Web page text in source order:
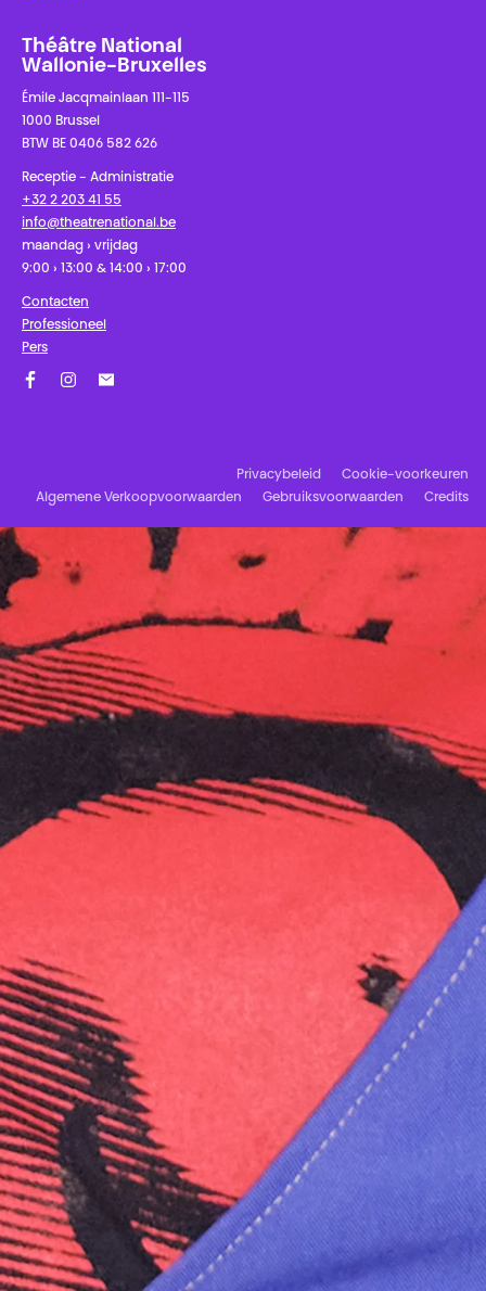
Théâtre National
Wallonie-Bruxelles
Émile Jacqmainlaan 111-115
1000 Brussel
BTW BE 0406 582 626
Receptie - Administratie
+32 2 203 41 55
info@theatrenational.be
maandag › vrijdag
9:00 › 13:00 & 14:00 › 17:00
Contacten
Professioneel
Pers
Privacybeleid
Cookie-voorkeuren
Algemene Verkoopvoorwaarden
Gebruiksvoorwaarden Credits